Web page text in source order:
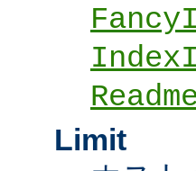
Limit